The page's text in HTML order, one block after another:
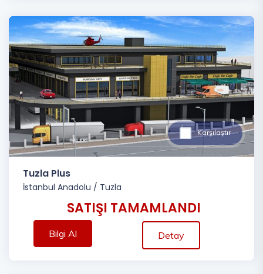
Karşılaştır
Tuzla Plus
İstanbul Anadolu / Tuzla
SATIŞI TAMAMLANDI
Bilgi Al Detay